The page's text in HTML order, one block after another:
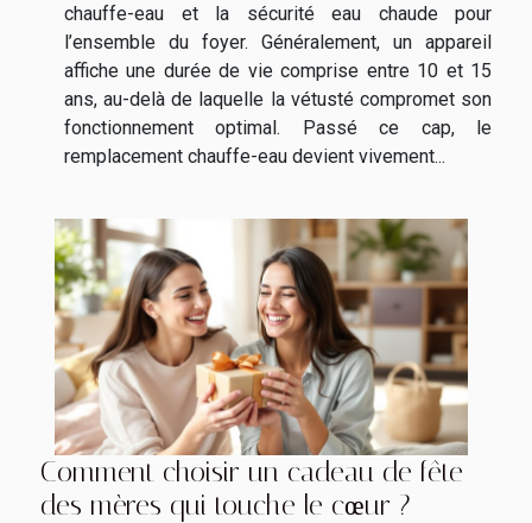
chauffe-eau et la sécurité eau chaude pour
l’ensemble du foyer. Généralement, un appareil
affiche une durée de vie comprise entre 10 et 15
ans, au-delà de laquelle la vétusté compromet son
fonctionnement optimal. Passé ce cap, le
remplacement chauffe-eau devient vivement...
Comment choisir un cadeau de fête
des mères qui touche le cœur ?